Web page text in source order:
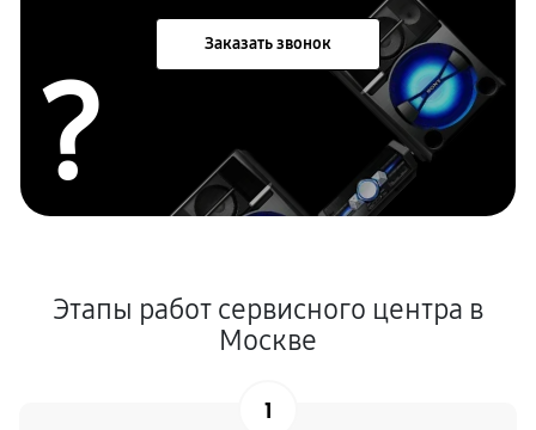
Заказать звонок
?
Этапы работ сервисного центра в
Москве
1